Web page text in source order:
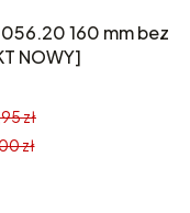
160 mm bez
NOWY]
zł
zł